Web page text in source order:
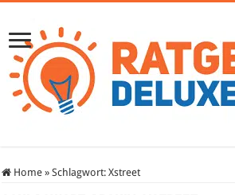
Home » Schlagwort:Xstreet